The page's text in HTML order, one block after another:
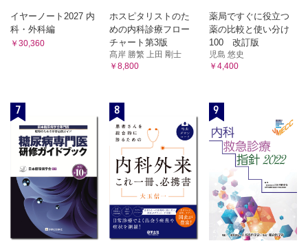
イヤーノート2027 内
科・外科編
￥30,360
ホスピタリストのた
めの内科診療フロー
チャート第3版
髙岸 勝繁 上田 剛士
￥8,800
薬局ですぐに役立つ
薬の比較と使い分け
100 改訂版
児島 悠史
￥4,400
7 8 9